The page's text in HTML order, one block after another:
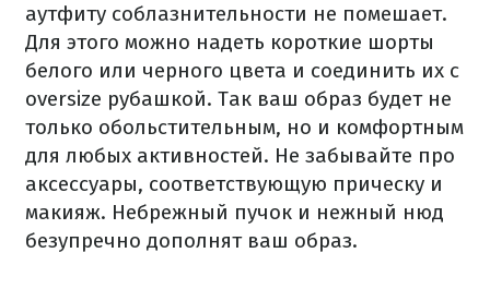
аутфиту соблазнительности не помешает.
Для этого можно надеть короткие шорты
белого или черного цвета и соединить их с
oversize рубашкой. Так ваш образ будет не
только обольстительным, но и комфортным
для любых активностей. Не забывайте про
аксессуары, соответствующую прическу и
макияж. Небрежный пучок и нежный нюд
безупречно дополнят ваш образ.